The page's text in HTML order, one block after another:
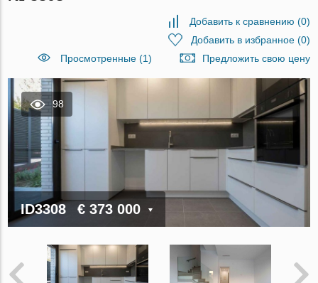
Добавить к сравнению (0)
Добавить в избранное(0)
Просмотренные (1)
Предложить свою цену
98
ID3308 € 373 000